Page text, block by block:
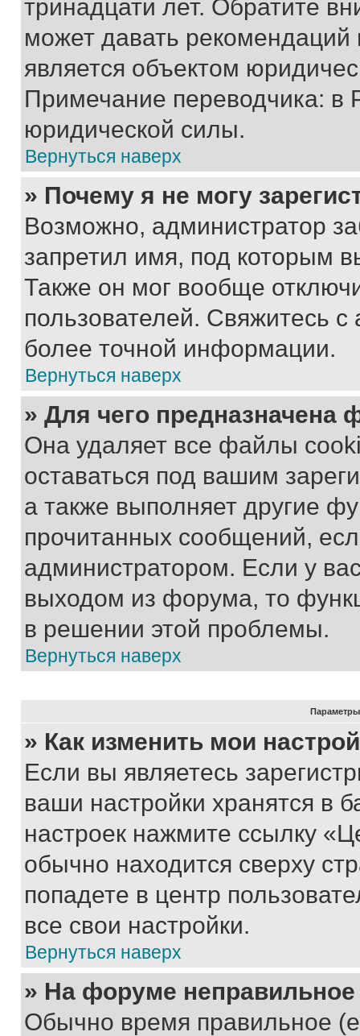
тринадцати лет. Обратите
может давать
является объектом
Примечание переводчика: в
юридической силы.
Вернуться наверх
» Почему я не могу
Возможно, администратор
запретил имя, под которым
Также он мог вообще
пользователей. Свяжитесь
более точной информации.
Вернуться наверх
» Для чего предназначена
Она удаляет все файлы
оставаться под вашим
а также выполняет другие
прочитанных сообщений,
администратором. Если у
выходом из форума, то
в решении этой проблемы.
Вернуться наверх
Параметры
» Как изменить мои
Если вы являетесь
ваши настройки хранятся в
настроек нажмите ссылку
обычно находится сверху
попадете в центр
все свои настройки.
Вернуться наверх
» На форуме
Обычно время правильное